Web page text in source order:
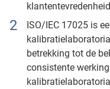
ISO/IEC 17025 is
betrekking tot de
consistente